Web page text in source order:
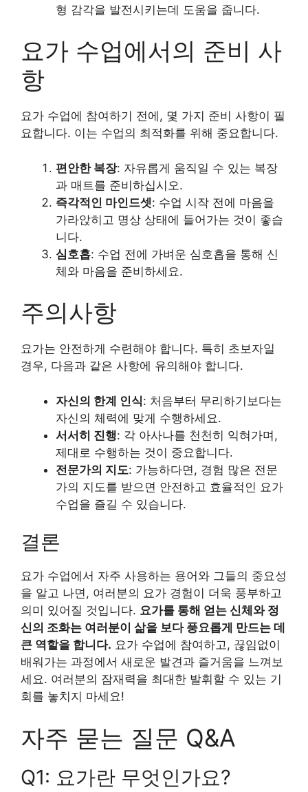
형 감각을 발전시키는데 도움을 줍니다.
요가 수업에서의 준비 사
항
요가 수업에 참여하기 전에, 몇 가지 준비 사항이 필
요합니다. 이는 수업의 최적화를 위해 중요합니다.
편안한 복장: 자유롭게 움직일 수 있는 복장
과 매트를 준비하십시오.
즉각적인 마인드셋: 수업 시작 전에 마음을
가라앉히고 명상 상태에 들어가는 것이 좋습
니다.
심호흡: 수업 전에 가벼운 심호흡을 통해 신
체와 마음을 준비하세요.
주의사항
요가는 안전하게 수련해야 합니다. 특히 초보자일
경우, 다음과 같은 사항에 유의해야 합니다.
자신의 한계 인식: 처음부터 무리하기보다는
자신의 체력에 맞게 수행하세요.
서서히 진행: 각 아사나를 천천히 익혀가며,
제대로 수행하는 것이 중요합니다.
전문가의 지도: 가능하다면, 경험 많은 전문
가의 지도를 받으면 안전하고 효율적인 요가
수업을 즐길 수 있습니다.
결론
요가 수업에서 자주 사용하는 용어와 그들의 중요성
을 알고 나면, 여러분의 요가 경험이 더욱 풍부하고
의미 있어질 것입니다. 요가를 통해 얻는 신체와 정
신의 조화는 여러분이 삶을 보다 풍요롭게 만드는 데
큰 역할을 합니다. 요가 수업에 참여하고, 끊임없이
배워가는 과정에서 새로운 발견과 즐거움을 느껴보
세요. 여러분의 잠재력을 최대한 발휘할 수 있는 기
회를 놓치지 마세요!
자주 묻는 질문 Q&A
Q1: 요가란 무엇인가요?